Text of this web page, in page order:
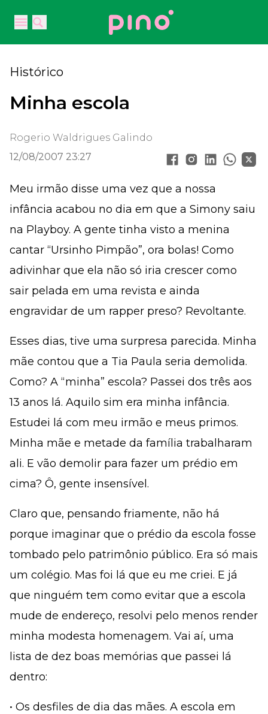
Open main menu
Open main menu
Your Company
Histórico
Minha escola
Rogerio Waldrigues Galindo
12/08/2007 23:27
Meu irmão disse uma vez que a nossa
infância acabou no dia em que a Simony saiu
na Playboy. A gente tinha visto a menina
cantar “Ursinho Pimpão”, ora bolas! Como
adivinhar que ela não só iria crescer como
sair pelada em uma revista e ainda
engravidar de um rapper preso? Revoltante.
Esses dias, tive uma surpresa parecida. Minha
mãe contou que a Tia Paula seria demolida.
Como? A “minha” escola? Passei dos três aos
13 anos lá. Aquilo sim era minha infância.
Estudei lá com meu irmão e meus primos.
Minha mãe e metade da família trabalharam
ali. E vão demolir para fazer um prédio em
cima? Ô, gente insensível.
Claro que, pensando friamente, não há
porque imaginar que o prédio da escola fosse
tombado pelo patrimônio público. Era só mais
um colégio. Mas foi lá que eu me criei. E já
que ninguém tem como evitar que a escola
mude de endereço, resolvi pelo menos render
minha modesta homenagem. Vai aí, uma
lista de dez boas memórias que passei lá
dentro:
• Os desfiles de dia das mães. A escola em